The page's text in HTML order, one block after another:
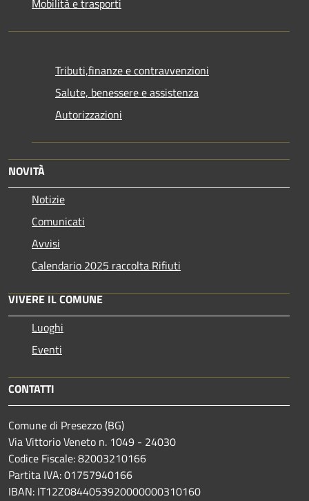
Mobilità e trasporti
Tributi,finanze e contravvenzioni
Salute, benessere e assistenza
Autorizzazioni
NOVITÀ
Notizie
Comunicati
Avvisi
Calendario 2025 raccolta Rifiuti
VIVERE IL COMUNE
Luoghi
Eventi
CONTATTI
Comune di Presezzo (BG)
Via Vittorio Veneto n. 1049 - 24030
Codice Fiscale: 82003210166
Partita IVA: 01757940166
IBAN: IT12Z0844053920000000310160